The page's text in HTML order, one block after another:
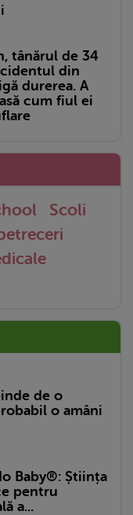
tânărul de 34
din
durerea. A
cum fiul ei
Scoli
de o
o amâni
Baby®: Știința
pentru
a...